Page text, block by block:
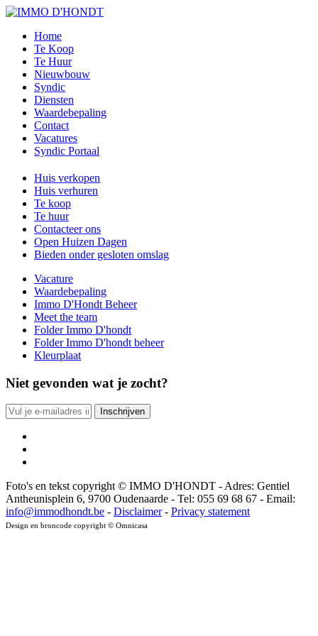
Home
Te Koop
Te Huur
Nieuwbouw
Syndic
Diensten
Waardebepaling
Contact
Vacatures
Syndic Portaal
Huis verkopen
Huis verhuren
Te koop
Te huur
Contacteer ons
Open Huizen Dagen
Bieden onder gesloten omslag
Vacature
Waardebepaling
Immo D'Hondt Beheer
Meet the team
Folder Immo D'hondt
Folder Immo D'hondt beheer
Kleurplaat
Niet gevonden wat je zocht?
Foto's en tekst copyright © IMMO D'HONDT - Adres: Gentiel
Antheunisplein 6, 9700 Oudenaarde - Tel: 055 69 68 67 - Email:
info@immodhondt.be - Disclaimer- Privacy statement
Design en broncode copyright © Omnicasa